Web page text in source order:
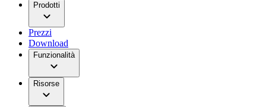
Prodotti
Prezzi
Download
Funzionalità
Risorse